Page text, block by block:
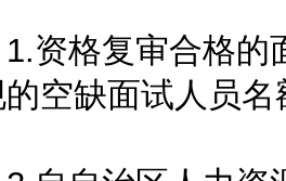
格复审合格的
的空缺面试人员